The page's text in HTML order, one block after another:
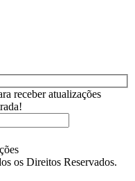
receber atualizações
os Direitos Reservados.